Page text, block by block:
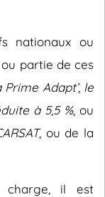
nationaux ou
partie de ces
Prime Adapt’, le
à 5,5 %, ou
, ou de la
charge, il est